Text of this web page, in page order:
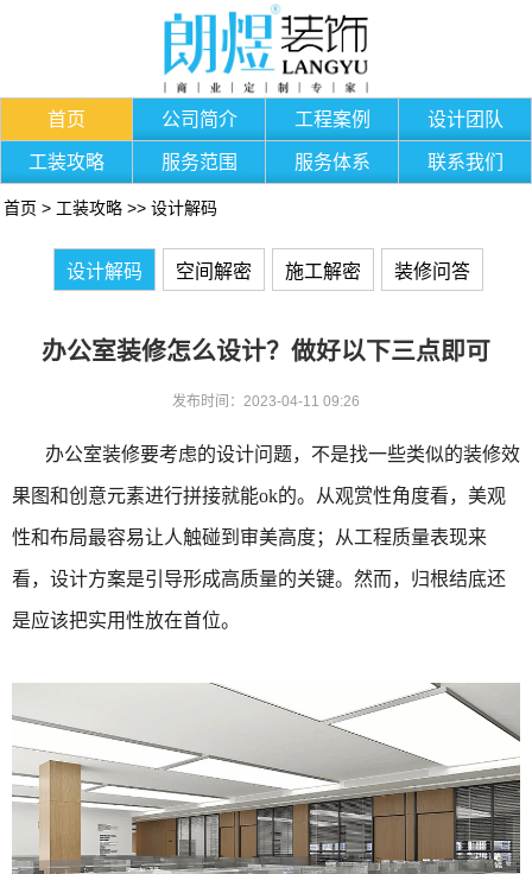
首页 公司简介 工程案例 设计团队
工装攻略 服务范围 服务体系 联系我们
首页 > 工装攻略 >> 设计解码
设计解码 空间解密 施工解密 装修问答
办公室装修怎么设计？做好以下三点即可
发布时间：2023-04-11 09:26
办公室装修要考虑的设计问题，不是找一些类似的装修效
果图和创意元素进行拼接就能ok的。从观赏性角度看，美观
性和布局最容易让人触碰到审美高度；从工程质量表现来
看，设计方案是引导形成高质量的关键。然而，归根结底还
是应该把实用性放在首位。